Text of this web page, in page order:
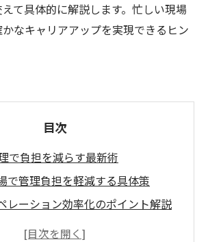
て具体的に解説します。忙しい現場
なキャリアアップを実現できるヒン
目次
で負担を減らす最新術
で管理負担を軽減する具体策
レーション効率化のポイント解説
システム活用で負担削減を実現